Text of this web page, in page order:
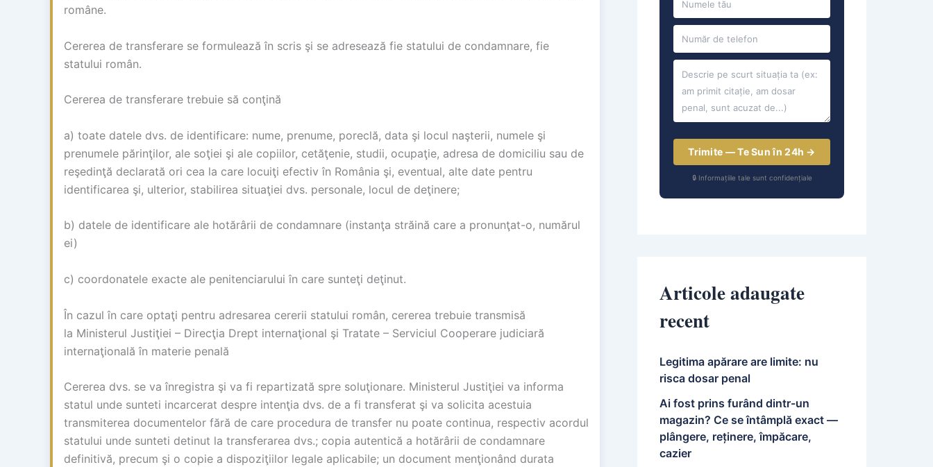
române.
Cererea de transferare se formulează în scris şi se adresează fie statului de condamnare, fie
statului român.
Cererea de transferare trebuie să conţină
a) toate datele dvs. de identificare: nume, prenume, poreclă, data şi locul naşterii, numele şi
prenumele părinţilor, ale soţiei şi ale copiilor, cetăţenie, studii, ocupaţie, adresa de domiciliu sau de
reşedinţă declarată ori cea la care locuiţi efectiv în România şi, eventual, alte date pentru
identificarea şi, ulterior, stabilirea situaţiei dvs. personale, locul de deţinere;
b) datele de identificare ale hotărârii de condamnare (instanţa străină care a pronunţat-o, numărul
ei)
c) coordonatele exacte ale penitenciarului în care sunteţi deţinut.
În cazul în care optaţi pentru adresarea cererii statului român, cererea trebuie transmisă
la Ministerul Justiţiei – Direcţia Drept internaţional şi Tratate – Serviciul Cooperare judiciară
internaţională în materie penală
Cererea dvs. se va înregistra şi va fi repartizată spre soluţionare. Ministerul Justiţiei va informa
statul unde sunteti incarcerat despre intenţia dvs. de a fi transferat şi va solicita acestuia
transmiterea documentelor fără de care procedura de transfer nu poate continua, respectiv acordul
statului unde sunteti detinut la transferarea dvs.; copia autentică a hotărârii de condamnare
definitivă, precum şi o copie a dispoziţiilor legale aplicabile; un document menţionând durata
Trimite — Te Sun în 24h →
🔒 Informațiile tale sunt confidențiale
Articole adaugate
recent
Legitima apărare are limite: nu
risca dosar penal
Ai fost prins furând dintr-un
magazin? Ce se întâmplă exact —
plângere, reținere, împăcare,
cazier